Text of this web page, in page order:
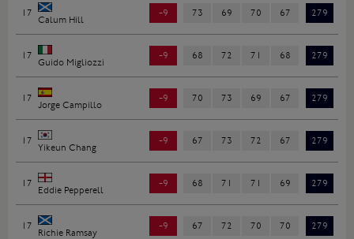
17
Calum Hill
-9 73 69 70 67 279
17
Guido Migliozzi
-9 68 72 71 68 279
17
Jorge Campillo
-9 70 73 69 67 279
17
Yikeun Chang
-9 67 73 72 67 279
17
Eddie Pepperell
-9 68 71 71 69 279
17
Richie Ramsay
-9 67 72 70 70 279